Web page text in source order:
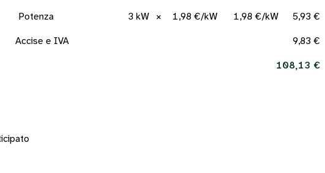
Potenza 3 kW × 1,98 €/kW 1,98 €/kW 5,93 €
Accise e IVA 9,83 €
108,13 €